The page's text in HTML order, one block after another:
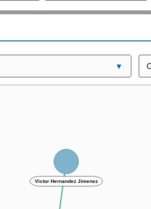
Victor Hernandez Jimenez